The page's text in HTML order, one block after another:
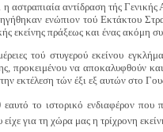
αντίδραση τής
ενώπιον τού Εκτάκτου
εκείνης πράξεως και ένας ακόμη
τού στυγερού εκείνου
προκειμένου να αποκαλυφθούν
εκτέλεση τών έξι εξ αυτών στο
το ιστορικό ενδιαφέρον που
για τη χώρα μας η τρίχρονη